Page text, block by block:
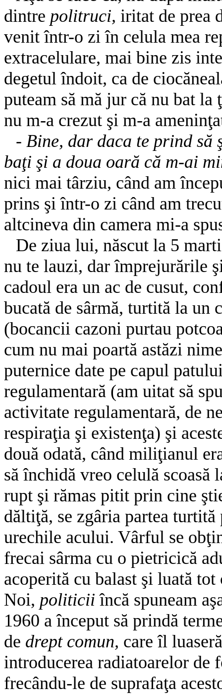
dintre politruci, iritat de prea
venit într-o zi în celula mea
extracelulare, mai bine zis
degetul îndoit, ca de
puteam să mă jur că nu bat
nu m-a crezut şi m-a
- Bine, dar daca te prind să
baţi şi a doua oară că m-ai
nici mai târziu, când am
prins şi într-o zi când am
altcineva din camera mi-a
De ziua lui, născut la 5
nu te lauzi, dar împrejurările
cadoul era un ac de cusut,
bucată de sârmă, turtită la un
(bocancii cazoni purtau
cum nu mai poartă astăzi
puternice date pe capul
regulamentară (am uitat să
activitate regulamentară, de
respiraţia şi existenţa) şi
două odată, când miliţianul
să închidă vreo celulă scoasă
rupt şi rămas pitit prin cine
dăltiţă, se zgâria partea turtită
urechile acului. Vârful se
frecai sârma cu o pietricică
acoperită cu balast şi luată
Noi, politiciiîncă spuneam
1960 a început să prindă
de drept comun, care îl
introducerea radiatoarelor de
frecându-le de suprafaţa